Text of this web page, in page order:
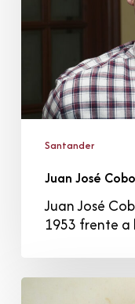
Santander
Juan José
Juan José
1953 frente
María